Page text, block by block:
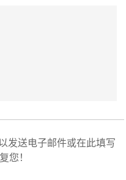
发送电子邮件或在此填写
您！